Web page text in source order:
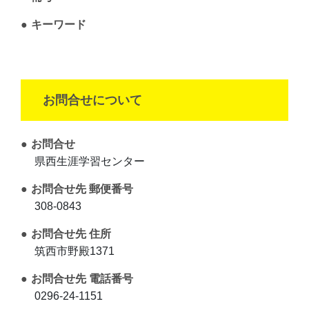
キーワード
お問合せについて
お問合せ
県西生涯学習センター
お問合せ先 郵便番号
308-0843
お問合せ先 住所
筑西市野殿1371
お問合せ先 電話番号
0296-24-1151